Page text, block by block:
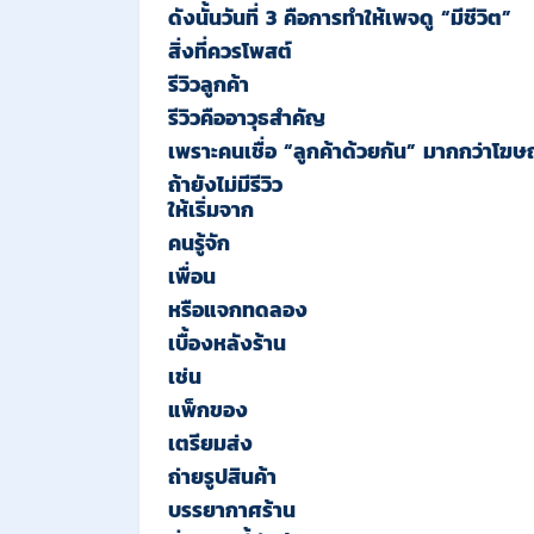
ดังนั้นวันที่ 3 คือการทำให้เพจดู “มีชีวิต”
สิ่งที่ควรโพสต์
รีวิวลูกค้า
รีวิวคืออาวุธสำคัญ
เพราะคนเชื่อ “ลูกค้าด้วยกัน” มากกว่าโฆ
ถ้ายังไม่มีรีวิว
ให้เริ่มจาก
คนรู้จัก
เพื่อน
หรือแจกทดลอง
เบื้องหลังร้าน
เช่น
แพ็กของ
เตรียมส่ง
ถ่ายรูปสินค้า
บรรยากาศร้าน